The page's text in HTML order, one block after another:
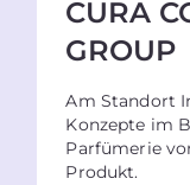
CURA
GROUP
Am Standort
Konzepte im
Parfümerie
Produkt.